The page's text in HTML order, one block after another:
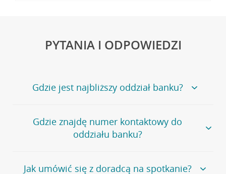
PYTANIA I ODPOWIEDZI
Gdzie jest najbliższy oddział banku?
Jeśli szukasz oddziału naszego banku, zapraszamy na
stronęPlacówki i bankomaty, na której znajduje się
wygodna wyszukiwarka.
oddziałów
Gdzie znajdę numer kontaktowy do
oddziału banku?
Bank Credit Agricole nie udostępnia ogólnego numeru
Jak umówić się z doradcą na spotkanie?